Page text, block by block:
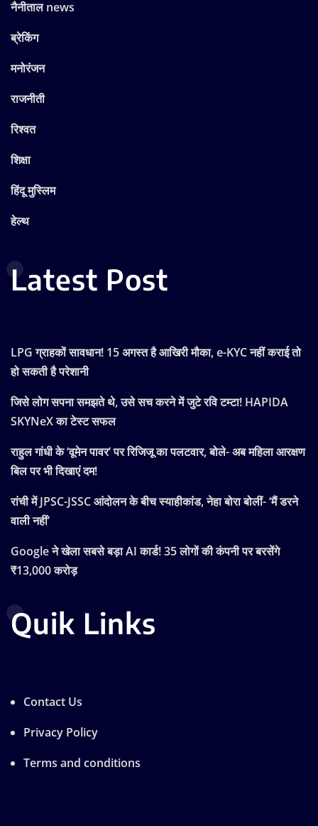
नैनीताल news
ब्रेकिंग
मनोरंजन
राजनीती
रिश्वत
शिक्षा
हिंदू मुस्लिम
हेल्थ
Latest Post
LPG ग्राहकों सावधान! 15 अगस्त है आखिरी मौका, e-KYC नहीं कराई तो
हो सकती है परेशानी
जिसे लोग सपना समझते थे, उसे सच करने में जुटे रवि टम्टा! HAPIDA
SKYNeX का टेस्ट सफल
राहुल गांधी के ‘वूमेन पावर’ पर रिजिजू का पलटवार, बोले- अब महिला आरक्षण
बिल पर भी दिखाएं दम!
रांची में JPSC-JSSC आंदोलन के बीच स्याहीकांड, नेहा बोरा बोलीं- ‘मैं डरने
वाली नहीं’
Google ने खेला सबसे बड़ा AI कार्ड! 35 लोगों की कंपनी पर बरसेंगे
₹13,000 करोड़
Quik Links
Contact Us
Privacy Policy
Terms and conditions